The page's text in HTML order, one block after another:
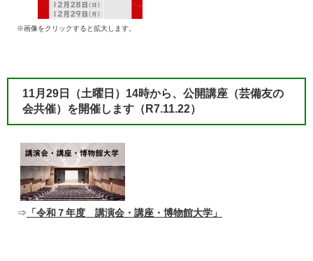
※画像をクリックすると拡大します。
​11月29日（土曜日）14時から、公開講座（芸備友の
会共催）を開催します（R7.11.22）
⇒ 「令和７年度 講演会・講座・博物館大学」